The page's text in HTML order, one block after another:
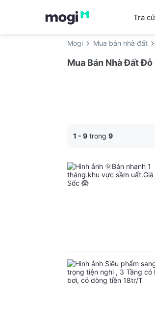
Tra
Mogi Mua bán nhà đất
Mua Bán Nhà Đất
1 - 9 trong 9